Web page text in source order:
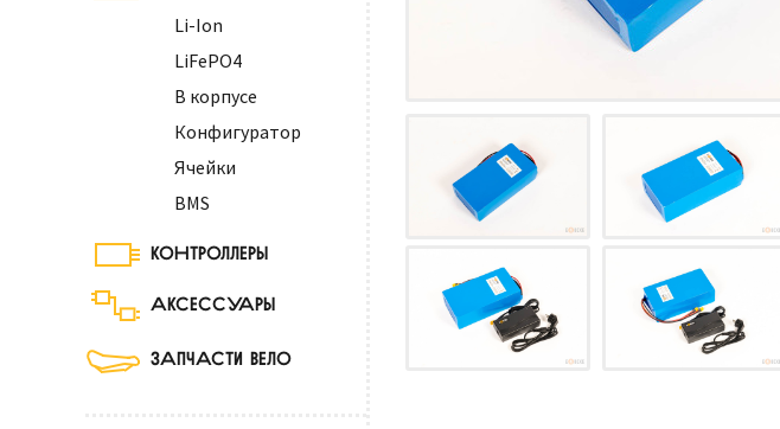
Li-Ion
LiFePO4
В корпусе
Конфигуратор
Ячейки
BMS
КОНТРОЛЛЕРЫ
АКСЕССУАРЫ
ЗАПЧАСТИ ВЕЛО